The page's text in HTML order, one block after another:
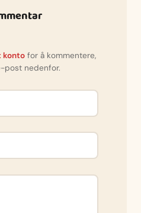
konto for å kommentere,
post nedenfor.